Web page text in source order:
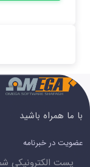
با ما همراه باشید
عضویت در خبرنامه